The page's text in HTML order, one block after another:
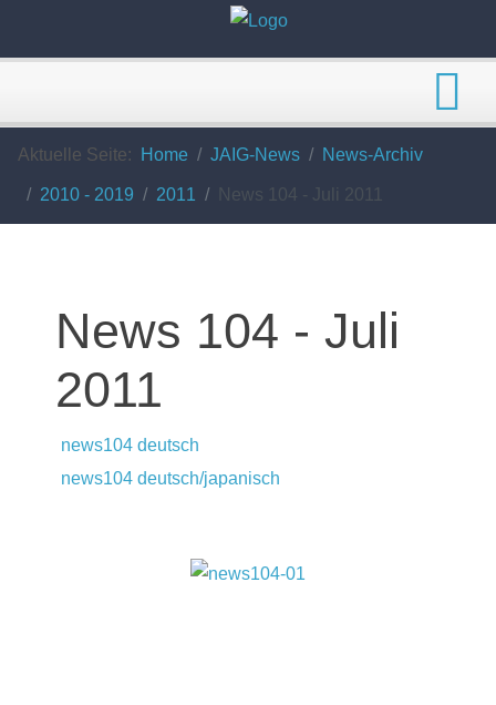
Aktuelle Seite: Home JAIG-News News-Archiv
2010 - 2019 2011 News 104 - Juli 2011
News 104 - Juli
2011
news104 deutsch
news104 deutsch/japanisch